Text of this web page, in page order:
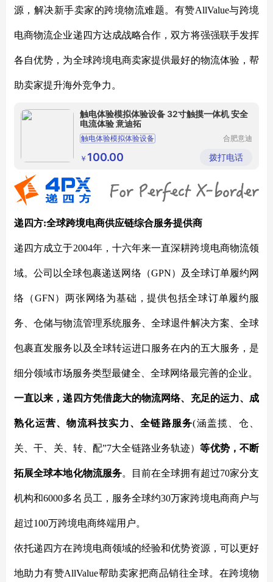
源，解决新手卖家的跨境物流难题。有赞AllValue与跨境
电商物流企业递四方达成战略合作，双方将强强联手发挥
各自优势，为全球跨境电商卖家提供最好的物流体验，帮
助卖家提升海外竞争力。
触电体验模拟体验设备 32寸触摸一体机 安全
电流体验 意迪拓
触电体验模拟体验设备
vr触电模拟系统报价单
模拟触电体验装置价格
触电体验模拟体验设备报价表
安全用电体验系统
合肥意迪
技有限公
司
￥ 100.00 拨打电话
递四方:全球跨境电商供应链综合服务提供商
递四方成立于2004年，十六年来一直深耕跨境电商物流领
域。公司以全球包裹递送网络（GPN）及全球订单履约网
络（GFN）两张网络为基础，提供包括全球订单履约服
务、仓储与物流管理系统服务、全球退件解决方案、全球
包裹直发服务以及全球转运进口服务在内的五大服务，是
细分领域市场服务类型最健全、全球网络最完善的企业。
一直以来，递四方凭借庞大的物流网络、充足的运力、成
熟化运营、物流科技实力、全链路服务(涵盖揽、仓、
关、干、关、转、配”7大全链路业务轨迹）等优势，不断
拓展全球本地化物流服务。目前在全球拥有超过70家分支
机构和6000多名员工，服务全球约30万家跨境电商商户与
超过100万跨境电商终端用户。
依托递四方在跨境电商领域的经验和优势资源，可以更好
地助力有赞AllValue帮助卖家把商品销往全球。 在跨境物